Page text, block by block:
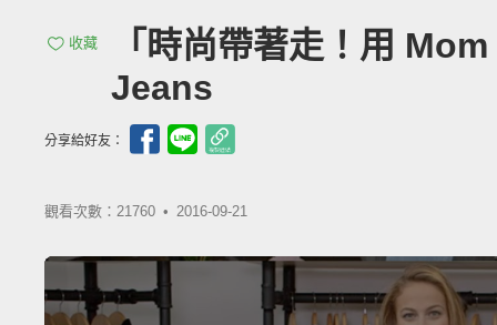
收藏
「時尚帶著走！用
Jeans
分享給好友：
觀看次數：21760 • 2016-09-21